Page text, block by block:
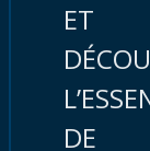
ET
DE